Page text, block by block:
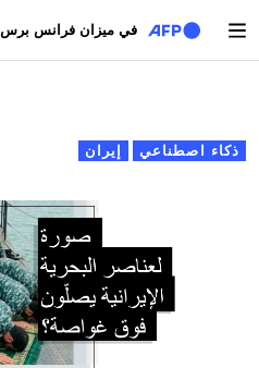
في ميزان فرانس برس
التبويبات الأساسية
ذكاء اصطناعي إيران